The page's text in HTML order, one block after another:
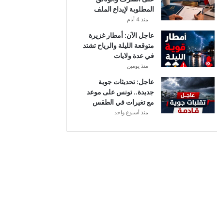
أ
ب
ا
ل
إ
ف
ق
ي
ا
المطلوبة لإيداع الملف
منذ 4 أيام
عاجل الآن: أمطار غزيرة
متوقعة الليلة والرياح تشتد
في عدة ولايات
منذ يومين
عاجل: تحديثات جوية
جديدة.. تونس على موعد
مع تغيرات في الطقس
منذ أسبوع واحد